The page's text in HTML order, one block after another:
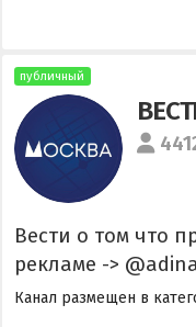
публичный
Вести о том что
рекламе ->
Канал размещен в